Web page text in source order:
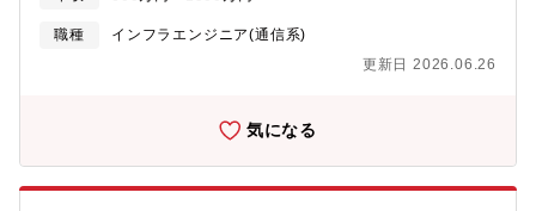
みです。・自分のアイデアを商品化、サービス化したい方・業界
の商慣習に疑問を持ち、技術で打破したい方・様々な業態、販路
へのビジネスチャンスがあり、アイデアを試したい方裁量権を持
お客様を満足させられた喜び、売上に貢献できる喜びを共有した
用した冷ケース温度制御の企画／開発
職種
インフラエンジニア(通信系)
更新日 2026.06.26
気になる